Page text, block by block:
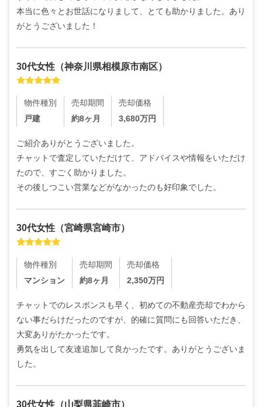
本当に色々とお世話になりまして、とても助かりました。あり
がとうございました！
30代女性 （神奈川県相模原市南区）
物件種別
戸建
売却期間
約8ヶ月
売却価格
3,680万円
ご紹介ありがとうございました。
チャットで査定していただけて、アドバイスや情報をいただけ
たので、すごく助かりました。
その後しつこい営業などがなかったのも好印象でした。
30代女性 （宮崎県宮崎市）
物件種別
マンション
売却期間
約8ヶ月
売却価格
2,350万円
チャットでのレスポンスも早く、初めての不動産売却でわから
ない事だらけだったのですが、的確に質問にも回答いただき、
大変ありがたかったです。
勇気を出して友達追加して良かったです。ありがとうございま
した。
30代女性 （山梨県韮崎市）